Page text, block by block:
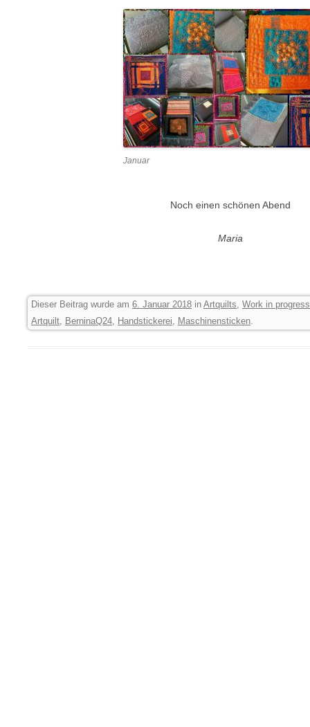
Januar
Noch einen schönen Abend
Maria
Dieser Beitrag wurde am 6. Januar 2018 in Artquilts, Work in progress
Artquilt, BerninaQ24, Handstickerei, Maschinensticken.